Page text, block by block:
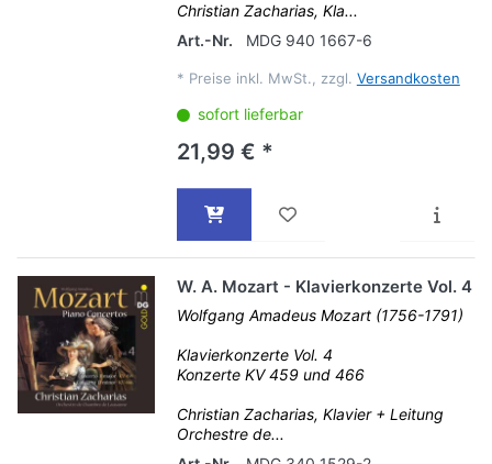
Christian Zacharias, Kla...
Art.-Nr.
MDG 940 1667-6
* Preise inkl. MwSt., zzgl. Versandkosten
sofort lieferbar
21,99 € *
W. A. Mozart - Klavierkonzerte Vol. 4
Wolfgang Amadeus Mozart (1756-1791)
Klavierkonzerte Vol. 4
Konzerte KV 459 und 466
Christian Zacharias, Klavier + Leitung
Orchestre de...